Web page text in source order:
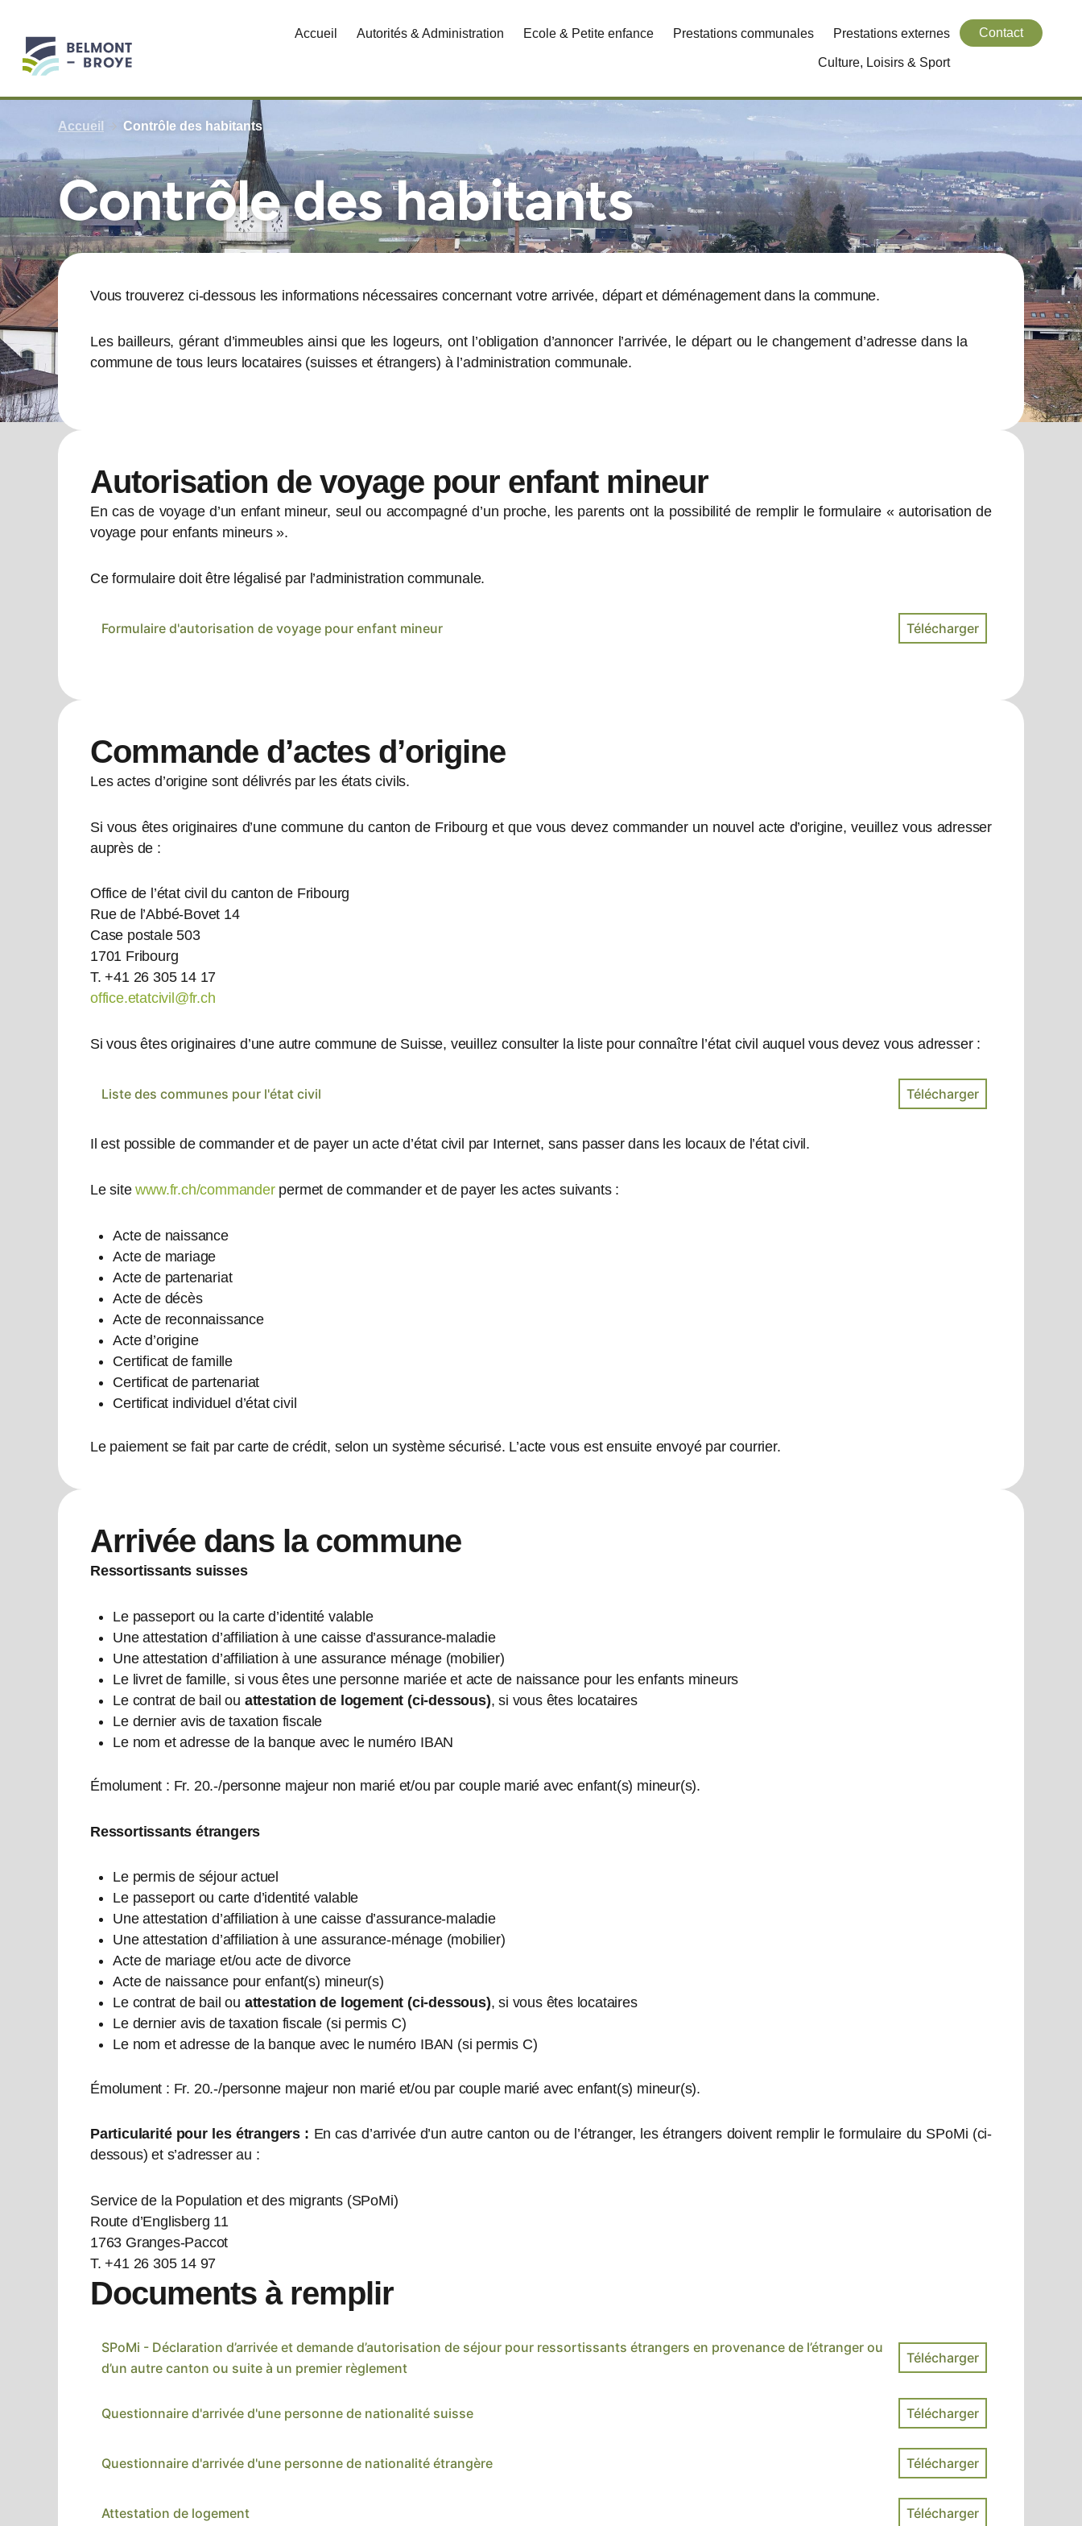
contenu
Accueil Autorités & Administration Ecole & Petite enfance Prestations communales Prestations externes
Culture, Loisirs & Sport
Contact
Accueil Contrôle des habitants
Contrôle des habitants
Vous trouverez ci-dessous les informations nécessaires concernant votre arrivée, départ et déménagement dans la commune.
Les bailleurs, gérant d’immeubles ainsi que les logeurs, ont l’obligation d’annoncer l’arrivée, le départ ou le changement d’adresse dans la
commune de tous leurs locataires (suisses et étrangers) à l’administration communale.
Autorisation de voyage pour enfant mineur
En cas de voyage d’un enfant mineur, seul ou accompagné d’un proche, les parents ont la possibilité de remplir le formulaire « autorisation de
voyage pour enfants mineurs ».
Ce formulaire doit être légalisé par l’administration communale.
Formulaire d'autorisation de voyage pour enfant mineur
Commande d’actes d’origine
Les actes d’origine sont délivrés par les états civils.
Si vous êtes originaires d’une commune du canton de Fribourg et que vous devez commander un nouvel acte d’origine, veuillez vous adresser
auprès de :
Office de l’état civil du canton de Fribourg
Rue de l’Abbé-Bovet 14
Case postale 503
1701 Fribourg
T. +41 26 305 14 17
office.etatcivil@fr.ch
Si vous êtes originaires d’une autre commune de Suisse, veuillez consulter la liste pour connaître l’état civil auquel vous devez vous adresser :
Liste des communes pour l'état civil
Il est possible de commander et de payer un acte d’état civil par Internet, sans passer dans les locaux de l’état civil.
Le sitewww.fr.ch/commanderpermet de commander et de payer les actes suivants :
Acte de naissance
Acte de mariage
Acte de partenariat
Acte de décès
Acte de reconnaissance
Acte d’origine
Certificat de famille
Certificat de partenariat
Certificat individuel d’état civil
Le paiement se fait par carte de crédit, selon un système sécurisé. L’acte vous est ensuite envoyé par courrier.
Arrivée dans la commune
Ressortissants suisses
Le passeport ou la carte d’identité valable
Une attestation d’affiliation à une caisse d’assurance-maladie
Une attestation d’affiliation à une assurance ménage (mobilier)
Le livret de famille, si vous êtes une personne mariée et acte de naissance pour les enfants mineurs
Le contrat de bail ou attestation de logement (ci-dessous), si vous êtes locataires
Le dernier avis de taxation fiscale
Le nom et adresse de la banque avec le numéro IBAN
Émolument : Fr. 20.-/personne majeur non marié et/ou par couple marié avec enfant(s) mineur(s).
Ressortissants étrangers
Le permis de séjour actuel
Le passeport ou carte d’identité valable
Une attestation d’affiliation à une caisse d’assurance-maladie
Une attestation d’affiliation à une assurance-ménage (mobilier)
Acte de mariage et/ou acte de divorce
Acte de naissance pour enfant(s) mineur(s)
Le contrat de bail ou attestation de logement (ci-dessous),si vous êtes locataires
Le dernier avis de taxation fiscale (si permis C)
Le nom et adresse de la banque avec le numéro IBAN (si permis C)
Émolument : Fr. 20.-/personne majeur non marié et/ou par couple marié avec enfant(s) mineur(s).
Particularité pour les étrangers : En cas d’arrivée d’un autre canton ou de l’étranger, les étrangers doivent remplir le formulaire du SPoMi (ci-
dessous) et s’adresser au :
Service de la Population et des migrants (SPoMi)
Route d’Englisberg 11
1763 Granges-Paccot
T. +41 26 305 14 97
Documents à remplir
SPoMi - Déclaration d’arrivée et demande d’autorisation de séjour pour ressortissants étrangers en provenance de l’étranger ou
d’un autre canton ou suite à un premier règlement
Questionnaire d'arrivée d'une personne de nationalité suisse
Questionnaire d'arrivée d'une personne de nationalité étrangère
Attestation de logement